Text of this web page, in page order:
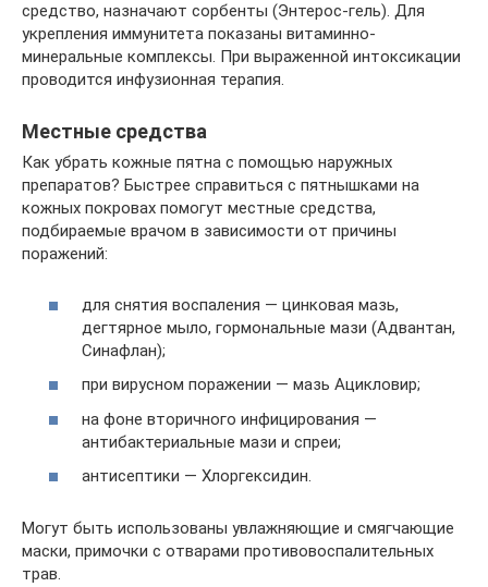
средство, назначают сорбенты (Энтерос-гель). Для
укрепления иммунитета показаны витаминно-
минеральные комплексы. При выраженной интоксикации
проводится инфузионная терапия.
Местные средства
Как убрать кожные пятна с помощью наружных
препаратов? Быстрее справиться с пятнышками на
кожных покровах помогут местные средства,
подбираемые врачом в зависимости от причины
поражений:
для снятия воспаления — цинковая мазь,
дегтярное мыло, гормональные мази (Адвантан,
Синафлан);
при вирусном поражении — мазь Ацикловир;
на фоне вторичного инфицирования —
антибактериальные мази и спреи;
антисептики — Хлоргексидин.
Могут быть использованы увлажняющие и смягчающие
маски, примочки с отварами противовоспалительных
трав.